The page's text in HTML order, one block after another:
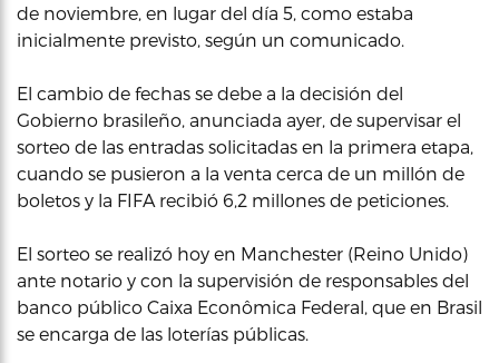
de noviembre, en lugar del día 5, como estaba
inicialmente previsto, según un comunicado.
El cambio de fechas se debe a la decisión del
Gobierno brasileño, anunciada ayer, de supervisar el
sorteo de las entradas solicitadas en la primera etapa,
cuando se pusieron a la venta cerca de un millón de
boletos y la FIFA recibió 6,2 millones de peticiones.
El sorteo se realizó hoy en Manchester (Reino Unido)
ante notario y con la supervisión de responsables del
banco público Caixa Econômica Federal, que en Brasil
se encarga de las loterías públicas.